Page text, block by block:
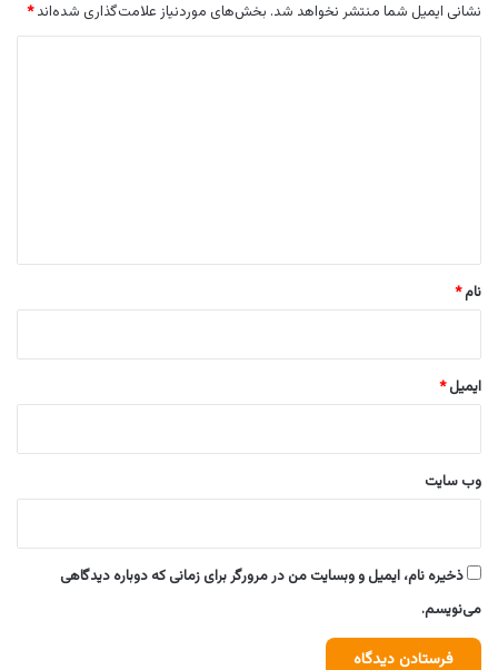
نشانی ایمیل شما منتشر نخواهد شد. بخش‌های موردنیاز علامت‌گذاری شده‌اند*
نام*
ایمیل*
وب‌ سایت
ذخیره نام، ایمیل و وبسایت من در مرورگر برای زمانی که دوباره دیدگاهی
می‌نویسم.